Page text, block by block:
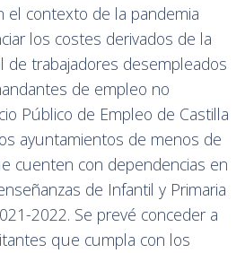
el contexto de la pandemia
los costes derivados de la
de trabajadores desempleados
de empleo no
Público de Empleo de Castilla
ayuntamientos de menos de
cuenten con dependencias en
de Infantil y Primaria
2022. Se prevé conceder a
que cumpla con los